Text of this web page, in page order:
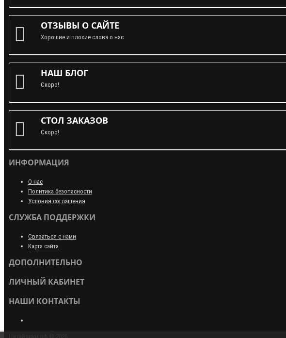
ОТЗЫВЫ О САЙТЕ
Хорошие и плохие слова о нас
НАШ БЛОГ
Скоро!
СТОЛ ЗАКАЗОВ
Скоро!
ИНФОРМАЦИЯ
О нас
Политика безопасности
Условия соглашения
СЛУЖБА ПОДДЕРЖКИ
Связаться с нами
Карта сайта
ДОПОЛНИТЕЛЬНО
ЛИЧНЫЙ КАБИНЕТ
НАШИ КОНТАКТЫ